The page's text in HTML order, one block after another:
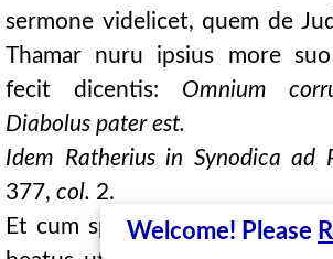
sermone videlicet, quem de
Thamar nuru ipsius more
fecit dicentis: Omnium
Diabolus pater est.
Idem Ratherius in Synodica ad
377, col. 2.
Et cum specialis noster
Welcome! Please